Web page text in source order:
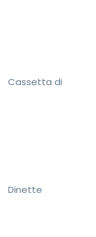
Cassetta di
Dinette